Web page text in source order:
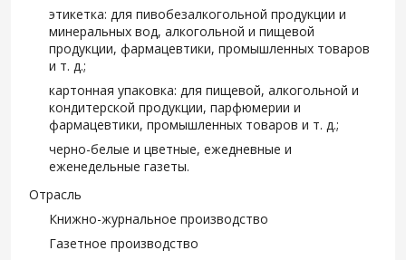
этикетка: для пивобезалкогольной продукции и
минеральных вод, алкогольной и пищевой
продукции, фармацевтики, промышленных товаров
и т. д.;
картонная упаковка: для пищевой, алкогольной и
кондитерской продукции, парфюмерии и
фармацевтики, промышленных товаров и т. д.;
черно-белые и цветные, ежедневные и
еженедельные газеты.
Отрасль
Книжно-журнальное производство
Газетное производство